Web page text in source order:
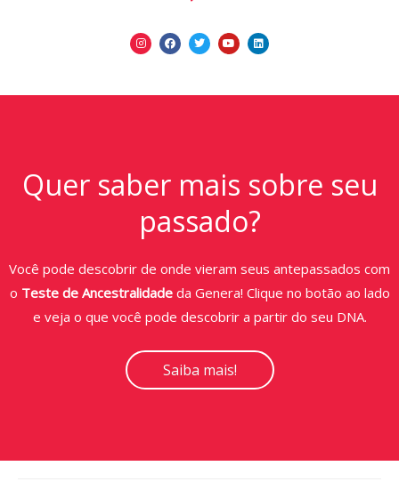
Quer saber mais sobre seu
passado?
Você pode descobrir de onde vieram seus antepassados com
o Teste de Ancestralidadeda Genera! Clique no botão ao lado
e veja o que você pode descobrir a partir do seu DNA.
Saiba mais!